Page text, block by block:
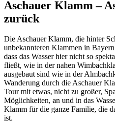
Aschauer Klamm –
zurück
Die Aschauer Klamm, die hinter
unbekannteren Klammen in
dass das Wasser hier nicht so
fließt, wie in der nahen
ausgebaut sind wie in der
Wanderung durch die Aschauer
Tour mit etwas, nicht zu großer,
Möglichkeiten, an und in das
Klamm für die ganze Familie, die
ist.